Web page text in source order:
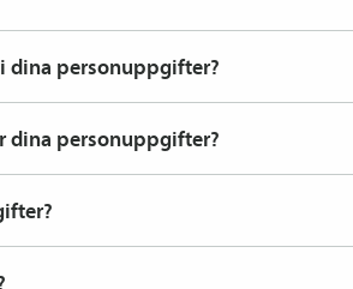
dina personuppgifter?
dina personuppgifter?